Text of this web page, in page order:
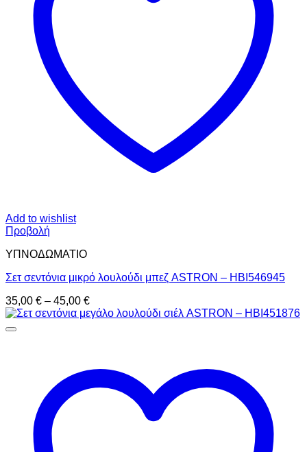
Add to wishlist
Προβολή
ΥΠΝΟΔΩΜΑΤΙO
Σετ σεντόνια μικρό λουλούδι μπεζ ASTRON – HBI546945
35,00 € – 45,00 €Price
range: